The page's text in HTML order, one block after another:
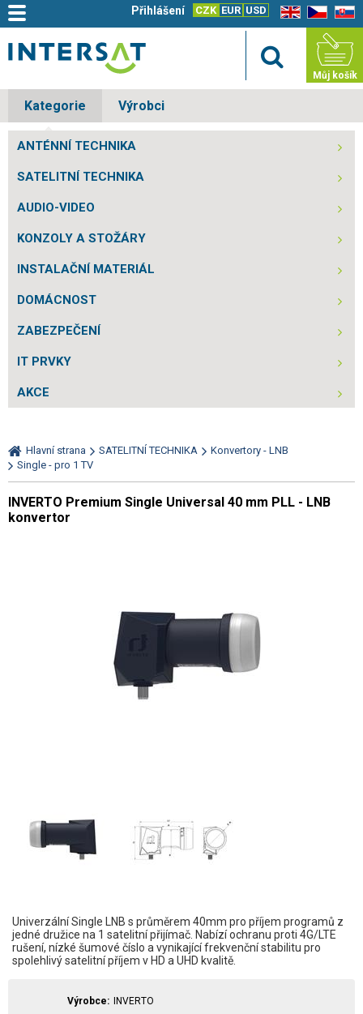
EN CZ SK
CZK EUR USD
Přihlášení
Můj košík
Kategorie Výrobci
ANTÉNNÍ TECHNIKA
SATELITNÍ TECHNIKA
AUDIO-VIDEO
KONZOLY A STOŽÁRY
INSTALAČNÍ MATERIÁL
DOMÁCNOST
ZABEZPEČENÍ
IT PRVKY
AKCE
Hlavní strana SATELITNÍ TECHNIKA
Konvertory - LNB
Single - pro 1 TV
INVERTO Premium Single Universal 40 mm PLL - LNB
konvertor
Univerzální Single LNB s průměrem 40mm pro příjem programů z
jedné družice na 1 satelitní přijímač. Nabízí ochranu proti 4G/LTE
rušení, nízké šumové číslo a vynikající frekvenční stabilitu pro
spolehlivý satelitní příjem v HD a UHD kvalitě.
Výrobce
INVERTO